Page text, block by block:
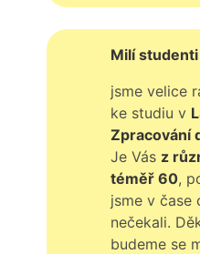
Milí studenti
jsme velice
ke studiu v
Zpracování
Je Vás z
téměř 60,
jsme v čase
nečekali.
budeme se